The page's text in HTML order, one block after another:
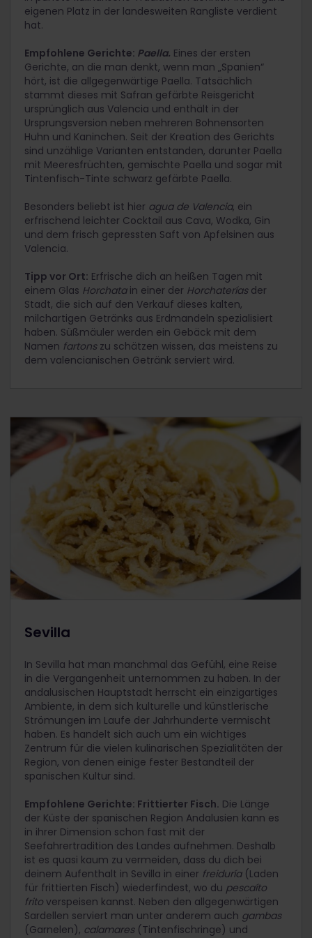
eigenen Platz in der landesweiten Rangliste verdient
hat.
Empfohlene Gerichte: Paella. Eines der ersten
Gerichte, an die man denkt, wenn man „Spanien“
hört, ist die allgegenwärtige Paella. Tatsächlich
stammt dieses mit Safran gefärbte Reisgericht
ursprünglich aus Valencia und enthält in der
Ursprungsversion neben mehreren Bohnensorten
Huhn und Kaninchen. Seit der Kreation des Gerichts
sind unzählige Varianten entstanden, darunter Paella
mit Meeresfrüchten, gemischte Paella und sogar mit
Tintenfisch-Tinte schwarz gefärbte Paella.
Besonders beliebt ist hier agua de Valencia, ein
erfrischend leichter Cocktail aus Cava, Wodka, Gin
und dem frisch gepressten Saft von Apfelsinen aus
Valencia.
Tipp vor Ort: Erfrische dich an heißen Tagen mit
einem Glas Horchatain einer der Horchateríasder
Stadt, die sich auf den Verkauf dieses kalten,
milchartigen Getränks aus Erdmandeln spezialisiert
haben. Süßmäuler werden ein Gebäck mit dem
Namen fartonszu schätzen wissen, das meistens zu
dem valencianischen Getränk serviert wird.
Sevilla
In Sevilla hat man manchmal das Gefühl, eine Reise
in die Vergangenheit unternommen zu haben. In der
andalusischen Hauptstadt herrscht ein einzigartiges
Ambiente, in dem sich kulturelle und künstlerische
Strömungen im Laufe der Jahrhunderte vermischt
haben. Es handelt sich auch um ein wichtiges
Zentrum für die vielen kulinarischen Spezialitäten der
Region, von denen einige fester Bestandteil der
spanischen Kultur sind.
Empfohlene Gerichte: Frittierter Fisch. Die Länge
der Küste der spanischen Region Andalusien kann es
in ihrer Dimension schon fast mit der
Seefahrertradition des Landes aufnehmen. Deshalb
ist es quasi kaum zu vermeiden, dass du dich bei
deinem Aufenthalt in Sevilla in einer freiduría(Laden
für frittierten Fisch) wiederfindest, wo du pescaíto
frito verspeisen kannst. Neben den allgegenwärtigen
Sardellen serviert man unter anderem auch gambas
(Garnelen), calamares(Tintenfischringe) und